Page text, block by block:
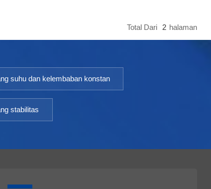
Total Dari 2 Halaman
suhu dan kelembaban konstan
stabilitas